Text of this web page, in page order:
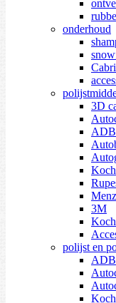
onderhoud
3D
3M
polijst en